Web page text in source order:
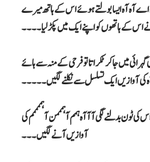
اے آہ آہ ایسا بولتے ہوئےاس کے ہاتھ میرے
اس کے ہاتھوں کو اپنے ایک میں پکڑ لیا۔۔۔۔
میں جا کر ٹکراتا تو فرحی کے منہ سے ہائے
آہ کی آوازیں ایک تسلسل سے نکلنے لگیں۔۔۔۔۔
ٹون بدلنے لگی آآآہ ہمم آہمممن آہممممم کی
آوازیں آنے لگیں ۔۔۔